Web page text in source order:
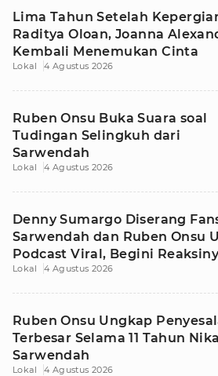
Lima Tahun Setelah
Raditya Oloan, Joanna
Kembali Menemukan Cinta
Lokal 4 Agustus 2026
Ruben Onsu Buka Suara soal
Tudingan Selingkuh dari
Sarwendah
Lokal 4 Agustus 2026
Denny Sumargo Diserang
Sarwendah dan Ruben Onsu
Podcast Viral, Begini
Lokal 4 Agustus 2026
Ruben Onsu Ungkap
Terbesar Selama 11 Tahun
Sarwendah
Lokal 4 Agustus 2026